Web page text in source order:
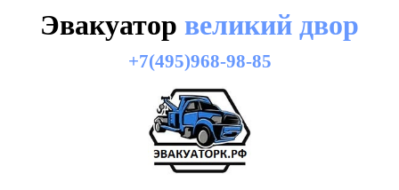
Эвакуатор великий двор
+7(495)968-98-85